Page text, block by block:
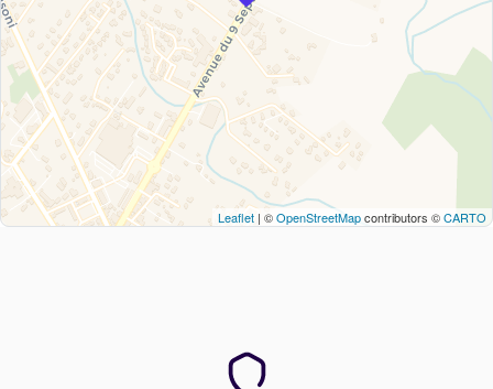
Leaflet | ©OpenStreetMapcontributors ©CARTO